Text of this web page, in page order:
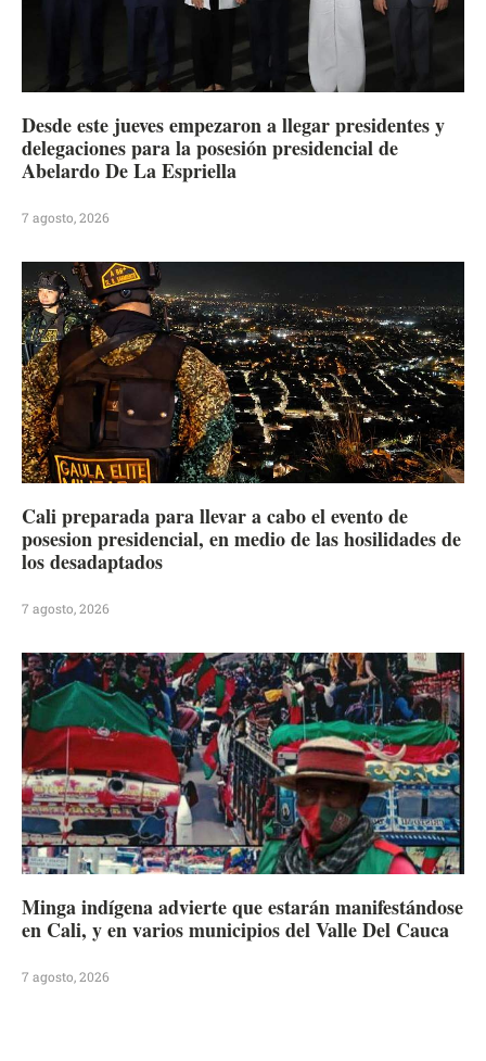
Desde este jueves empezaron a llegar presidentes y
delegaciones para la posesión presidencial de
Abelardo De La Espriella
7 agosto, 2026
Cali preparada para llevar a cabo el evento de
posesion presidencial, en medio de las hosilidades de
los desadaptados
7 agosto, 2026
Minga indígena advierte que estarán manifestándose
en Cali, y en varios municipios del Valle Del Cauca
7 agosto, 2026